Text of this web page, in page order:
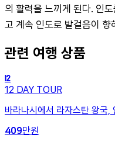
의 활력을 느끼게 된다. 인
고 계속 인도로 발걸음이 향
관련 여행 상품
12
12 DAY TOUR
바라나시에서 라자스탄 왕국,
409만원